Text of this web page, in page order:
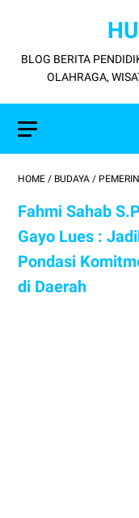
BLOG BERITA
OLAHRAGA,
HOME / BUDAYA /
Fahmi Sahab
Gayo Lues :
Pondasi
di Daerah